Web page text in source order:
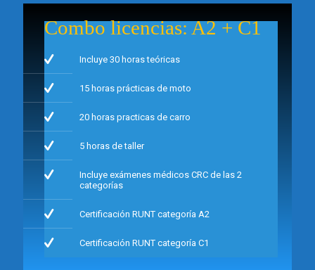
Combo licencias: A2 + C1
Incluye 30 horas teóricas
15 horas prácticas de moto
20 horas practicas de carro
5 horas de taller
Incluye exámenes médicos CRC de las 2
categorías
Certificación RUNT categoría A2
Certificación RUNT categoría C1